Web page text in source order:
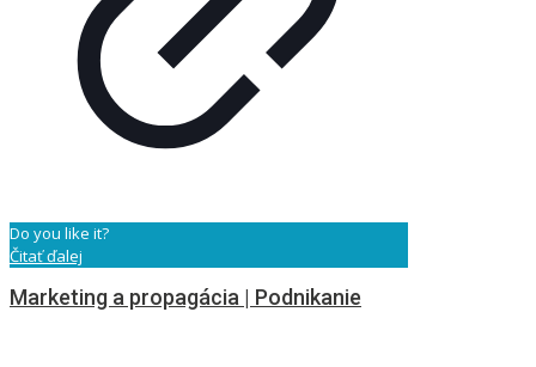
Do you like it?
Čitať ďalej
Marketing a propagácia | Podnikanie